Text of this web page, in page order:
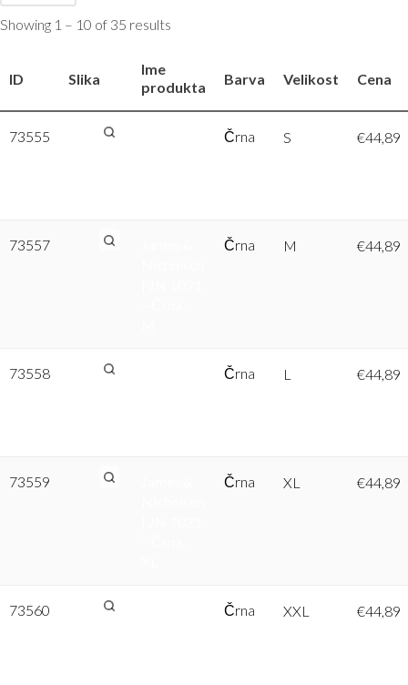
Showing 1 – 10 of 35 results
ID Slika
Ime
produkta
Barva Velikost Cena
73555 Črna S €44,89
73557 Črna M €44,89
73558 Črna L €44,89
73559 Črna XL €44,89
73560 Črna XXL €44,89